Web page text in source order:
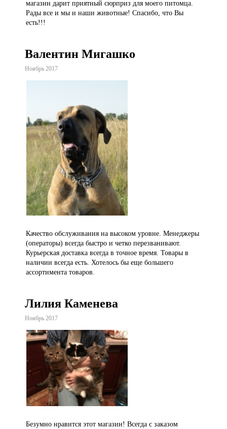
магазин дарит приятный сюрприз для моего питомца.
Рады все и мы и наши животные! Спасибо, что Вы
есть!!!
Валентин Мигашко
Ноябрь 2017
Качество обслуживания на высоком уровне. Менеджеры
(операторы) всегда быстро и четко перезванивают.
Курьерская доставка всегда в точное время. Товары в
наличии всегда есть. Хотелось бы еще большего
ассортимента товаров.
Лилия Каменева
Ноябрь 2017
Безумно нравится этот магазин! Всегда с заказом